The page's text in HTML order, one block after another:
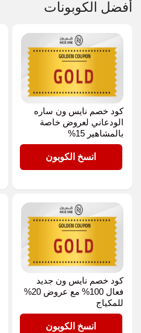
أفضل الكوبونات
كود خصم نايس ون ساره
الودعاني لعروض خاصة
بالمشاهير 15%
GOLDانسخ الكوبون
كود خصم نايس ون جديد
فعال 100% مع عروض 20%
للمكياج
GOLDانسخ الكوبون